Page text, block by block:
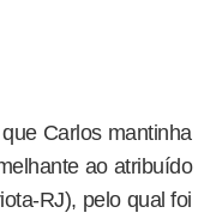
Carlos mantinha
ao atribuído
RJ), pelo qual foi